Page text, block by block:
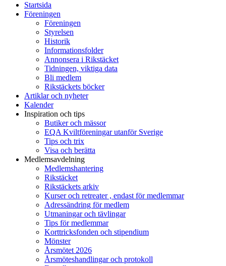
Startsida
Föreningen
Föreningen
Styrelsen
Historik
Informationsfolder
Annonsera i Rikstäcket
Tidningen, viktiga data
Bli medlem
Rikstäckets böcker
Artiklar och nyheter
Kalender
Inspiration och tips
Butiker och mässor
EQA Kviltföreningar utanför Sverige
Tips och trix
Visa och berätta
Medlemsavdelning
Medlemshantering
Rikstäcket
Rikstäckets arkiv
Kurser och retreater , endast för medlemmar
Adressändring för medlem
Utmaningar och tävlingar
Tips för medlemmar
Korttricksfonden och stipendium
Mönster
Årsmötet 2026
Årsmöteshandlingar och protokoll